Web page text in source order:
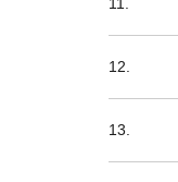
12.
13.